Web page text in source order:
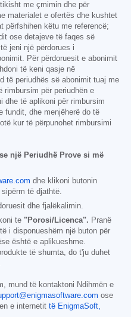
me çmimin dhe për
materialet e ofertës dhe kushtet
përfshihen këtu me referencë;
ose detajeve të faqes së
jeni një përdorues i
Për përdoruesit e abonimit
të keni qasje në
të periudhës së abonimit tuaj me
rimbursim për periudhën e
dhe të aplikoni për rimbursim
fundit, dhe menjëherë do të
kur të përpunohet rimbursimi
një Periudhë Prove si më
dhe klikoni butonin
të djathtë.
dhe fjalëkalimin.
te "Porosi/Licenca". Pranë
i disponueshëm një buton për
është e aplikueshme.
të shumta, do t'ju duhet
mund të kontaktoni Ndihmën e
ose
e internetit të EnigmaSoft,